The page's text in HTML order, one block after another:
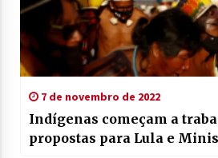
7 de novembro de 2022
Indígenas começam a
propostas para Lula e